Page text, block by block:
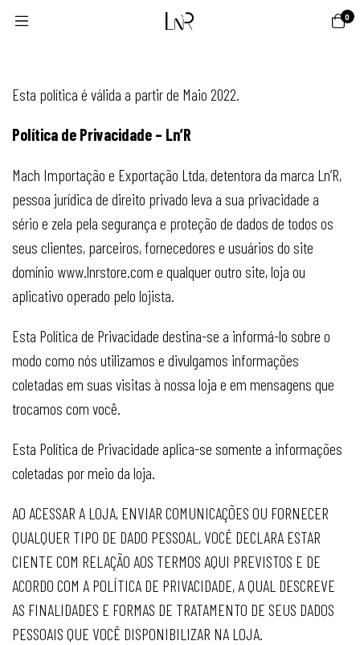
0
Esta política é válida a partir de Maio 2022.
Política de Privacidade – Ln’R
Mach Importação e Exportação Ltda, detentora da marca Ln’R,
pessoa jurídica de direito privado leva a sua privacidade a
sério e zela pela segurança e proteção de dados de todos os
seus clientes, parceiros, fornecedores e usuários do site
domínio www.lnrstore.com e qualquer outro site, loja ou
aplicativo operado pelo lojista.
Esta Política de Privacidade destina-se a informá-lo sobre o
modo como nós utilizamos e divulgamos informações
coletadas em suas visitas à nossa loja e em mensagens que
trocamos com você.
Esta Política de Privacidade aplica-se somente a informações
coletadas por meio da loja.
AO ACESSAR A LOJA, ENVIAR COMUNICAÇÕES OU FORNECER
QUALQUER TIPO DE DADO PESSOAL, VOCÊ DECLARA ESTAR
CIENTE COM RELAÇÃO AOS TERMOS AQUI PREVISTOS E DE
ACORDO COM A POLÍTICA DE PRIVACIDADE, A QUAL DESCREVE
AS FINALIDADES E FORMAS DE TRATAMENTO DE SEUS DADOS
PESSOAIS QUE VOCÊ DISPONIBILIZAR NA LOJA.